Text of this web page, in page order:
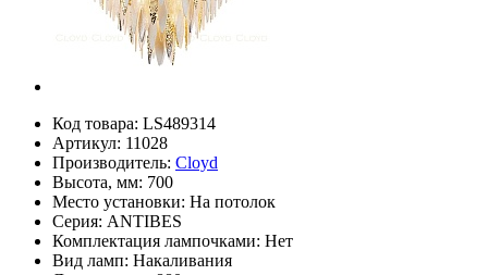
Код товара: LS489314
Артикул: 11028
Производитель: Cloyd
Высота, мм: 700
Место установки: На потолок
Серия: ANTIBES
Комплектация лампочками: Нет
Вид ламп: Накаливания